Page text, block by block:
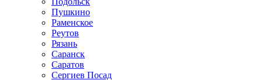
Пушкино
Раменское
Реутов
Рязань
Саранск
Саратов
Сергиев Посад